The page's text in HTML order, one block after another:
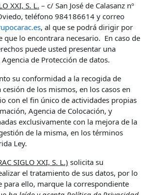
XXI, S. L. – c/ San José de Calasanz nº
teléfono 984186614 y correo
, al que se podrá dirigir por
que lo encontrara necesario. En caso de
puede usted presentar una
de Protección de datos.
su conformidad a la recogida de
de los mismos, en los casos en
con el fin único de actividades propias
Agencia de Colocación, y
exclusivamente con la mejora de la
de la misma, en los términos
Ley.
SIGLO XXI, S. L.) solicita su
el tratamiento de sus datos, por lo
para ello, marque la correspondiente